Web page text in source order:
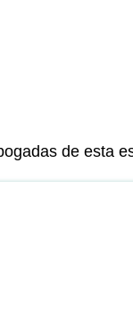
de esta